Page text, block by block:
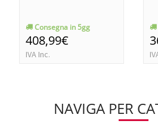
Consegna in 5gg
408,99€
IVA Inc.
NAVIGA PER